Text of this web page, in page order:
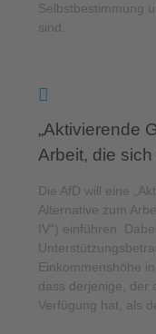
Selbstbestimmung
sind.
„Aktivierende
Arbeit, die
Die AfD will eine
Alternative zum
IV“) einführen.
Einkommenshöhe
dass derjenige, der
Verfügung hat, als